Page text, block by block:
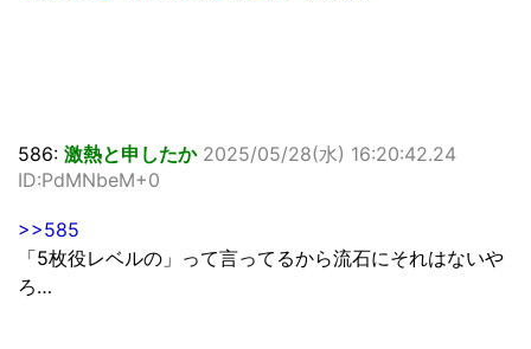
586: 激熱と申したか 2025/05/28(水) 16:20:42.24
ID:PdMNbeM+0
>>585
「5枚役レベルの」って言ってるから流石にそれはないや
ろ…